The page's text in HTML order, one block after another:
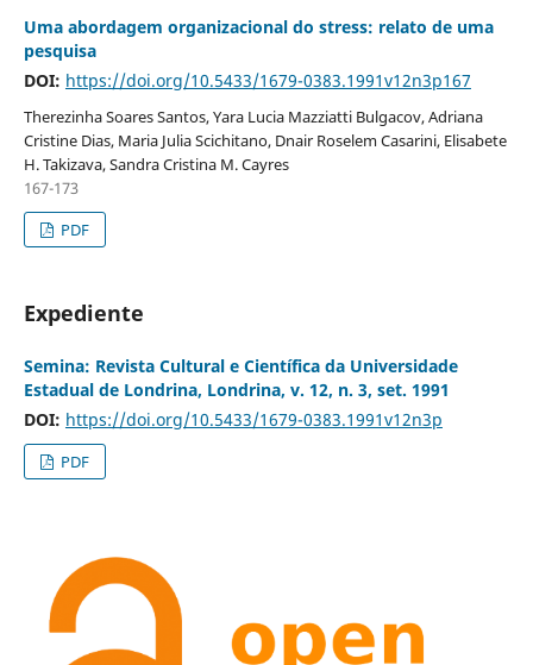
Uma abordagem organizacional do stress: relato de uma
pesquisa
DOI: https://doi.org/10.5433/1679-0383.1991v12n3p167
Therezinha Soares Santos, Yara Lucia Mazziatti Bulgacov, Adriana
Cristine Dias, Maria Julia Scichitano, Dnair Roselem Casarini, Elisabete
H. Takizava, Sandra Cristina M. Cayres
167-173
PDF
Expediente
Semina: Revista Cultural e Científica da Universidade
Estadual de Londrina, Londrina, v. 12, n. 3, set. 1991
DOI: https://doi.org/10.5433/1679-0383.1991v12n3p
PDF